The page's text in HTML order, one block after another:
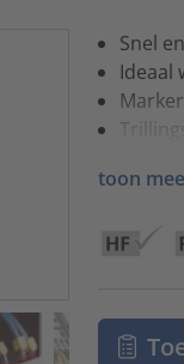
Snel
Ideaal
toon